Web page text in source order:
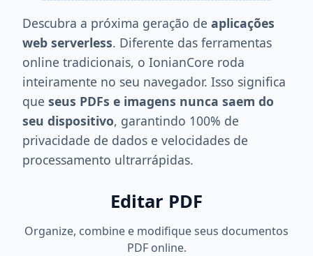
Descubra a próxima geração de aplicações
web serverless. Diferente das ferramentas
online tradicionais, o IonianCore roda
inteiramente no seu navegador. Isso significa
que seus PDFs e imagens nunca saem do
seu dispositivo, garantindo 100% de
privacidade de dados e velocidades de
processamento ultrarrápidas.
Editar PDF
Organize, combine e modifique seus documentos
PDF online.